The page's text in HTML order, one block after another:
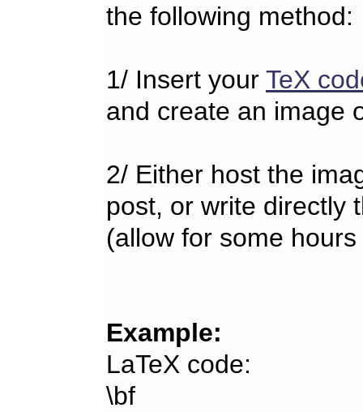
the following method:
1/ Insert your TeX
and create an image
2/ Either host the
post, or write directly
(allow for some
Example:
LaTeX code:
\bf